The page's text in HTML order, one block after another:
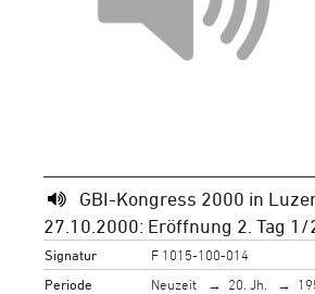
GBI-Kongress 2000 in
27.10.2000: Eröffnung 2. Tag 1/
Signatur
F 1015-100-014
Periode
Neuzeit 20. Jh.